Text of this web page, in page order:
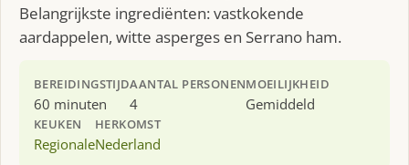
Belangrijkste ingrediënten: vastkokende
aardappelen, witte asperges en Serrano ham.
BEREIDINGSTIJD
60 minuten
AANTAL PERSONEN
4
MOEILIJKHEID
Gemiddeld
KEUKEN
Regionale
HERKOMST
Nederland